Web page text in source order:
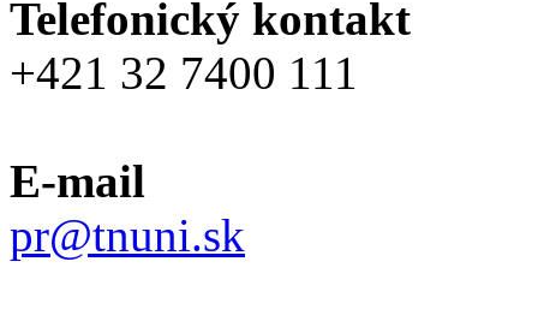
Telefonický kontakt
+421 32 7400 111
E-mail
pr@tnuni.sk